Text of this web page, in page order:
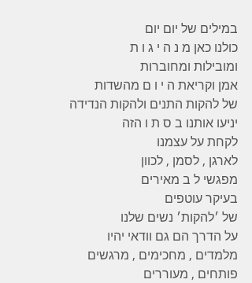
במילים של יום יום
כולנו כאן מ נ ה י ג ו ת
ומובילות ומחוברות
אמן וקריאת ה י ו ם מהשדות
של להקות התנים ולהקות הנדידה
יניעו אותנו ב ס ת ו הזה
לקחת על עצמנו
לארגן , לסמן , לכוון
מפגשי ל ב מאירים
בעיקר עוטפים
של ׳להקות׳ נשים שלנו
על הדרך הם גם וודאי יהיו
מלמדים , מחכימים , מרגשים
פותחים , מעוררים